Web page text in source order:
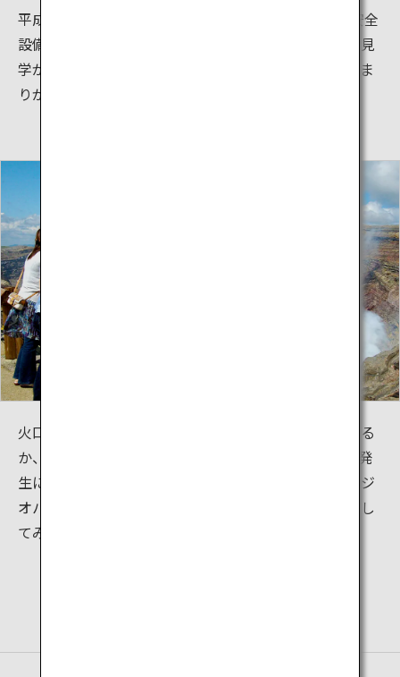
平成28年10月の噴火で火口周辺のガス探知機などの安全
設備が被災したため、規制が続いていましたが、現在見
学が開始され、世界に誇るエメラルドグリーンの湯だま
りが多くの観光客の目を楽しませています。
火口を見学するには、阿蘇公園道路（有料）を車で上る
か、バスを利用します。徒歩で上ることも可能。ガス発
生による登山規制もあるのでご注意を。ユネスコ世界ジ
オパークに認定されている「地球の遺産」をぜひ体感し
てみては？